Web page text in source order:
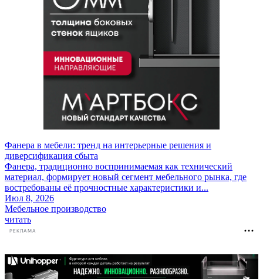
Фанера в мебели: тренд на интерьерные решения и
диверсификация сбыта
Фанера, традиционно воспринимаемая как технический
материал, формирует новый сегмент мебельного рынка, где
востребованы её прочностные характеристики и...
Июл 8, 2026
Мебельное производство
читать
РЕКЛАМА